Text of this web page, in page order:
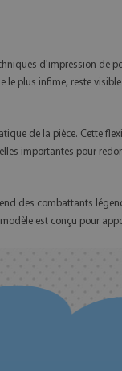
d'impression de
plus infime, reste
de la pièce. Cette
importantes pour
des combattants
est conçu pour